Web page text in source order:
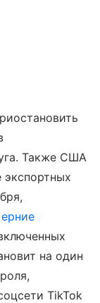
Также США
экспортных
на один
TikTok